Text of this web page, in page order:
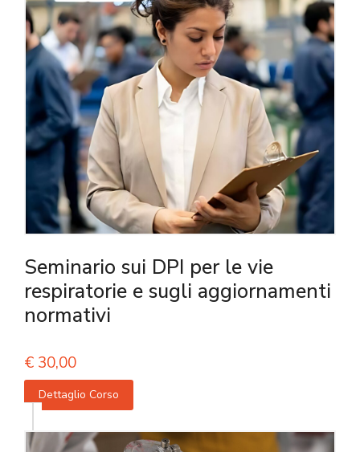
Seminario sui DPI per le vie
respiratorie e sugli aggiornamenti
normativi
€ 30,00
Dettaglio Corso